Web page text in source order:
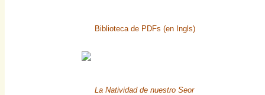
Biblioteca de PDFs (en Ingls)
La Natividad de nuestro Seor